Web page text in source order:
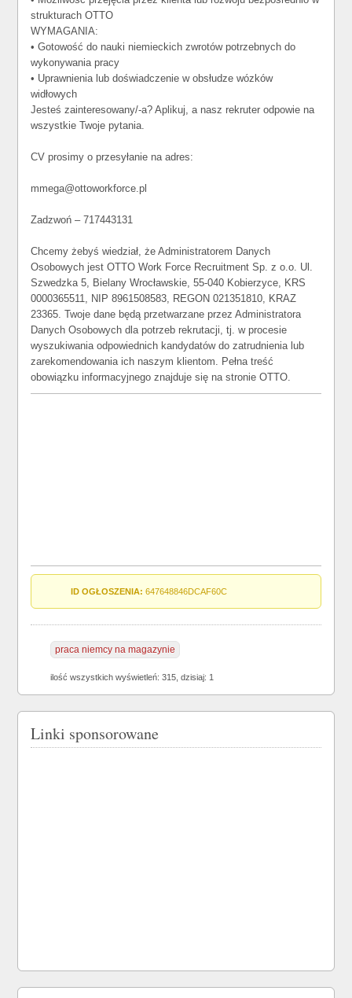
strukturach OTTO
WYMAGANIA:
• Gotowość do nauki niemieckich zwrotów potrzebnych do
wykonywania pracy
• Uprawnienia lub doświadczenie w obsłudze wózków
widłowych
Jesteś zainteresowany/-a? Aplikuj, a nasz rekruter odpowie na
wszystkie Twoje pytania.
CV prosimy o przesyłanie na adres:
mmega@ottoworkforce.pl
Zadzwoń – 717443131
Chcemy żebyś wiedział, że Administratorem Danych
Osobowych jest OTTO Work Force Recruitment Sp. z o.o. Ul.
Szwedzka 5, Bielany Wrocławskie, 55-040 Kobierzyce, KRS
0000365511, NIP 8961508583, REGON 021351810, KRAZ
23365. Twoje dane będą przetwarzane przez Administratora
Danych Osobowych dla potrzeb rekrutacji, tj. w procesie
wyszukiwania odpowiednich kandydatów do zatrudnienia lub
zarekomendowania ich naszym klientom. Pełna treść
obowiązku informacyjnego znajduje się na stronie OTTO.
ID OGŁOSZENIA: 647648846DCAF60C
praca niemcy na magazynie
ilość wszystkich wyświetleń: 315, dzisiaj: 1
Linki sponsorowane